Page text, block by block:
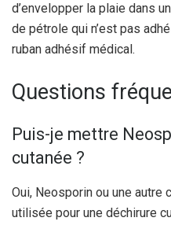
d’envelopper la plaie dans
de pétrole qui n’est pas
ruban adhésif médical.
Questions
Puis-je mettre
cutanée ?
Oui, Neosporin ou une autre
utilisée pour une déchirure